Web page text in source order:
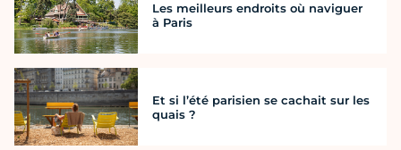
Les meilleurs endroits où naviguer
à Paris
Et si l’été parisien se cachait sur les
quais ?